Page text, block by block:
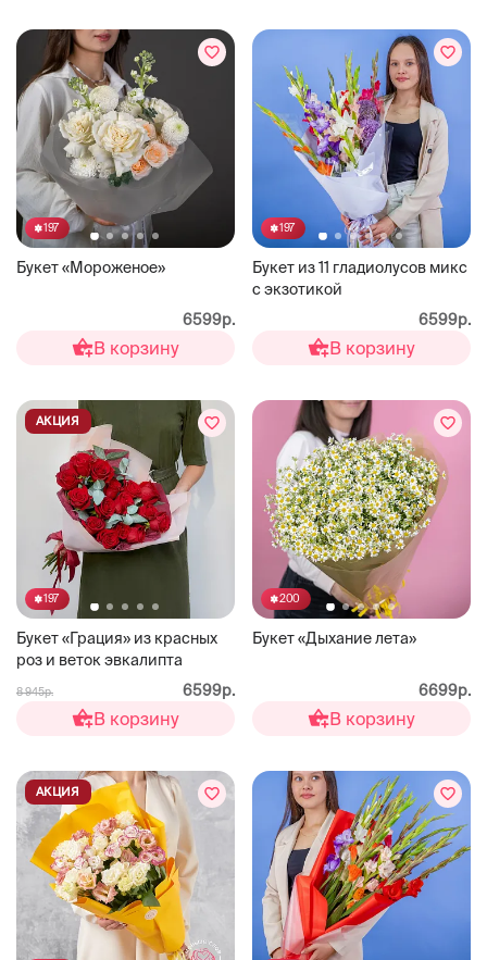
197
Букет «Мороженое»
6599р.
В корзину
197
Букет из 11 гладиолусов микс
с экзотикой
6599р.
В корзину
197
Букет «Грация» из красных
роз и веток эвкалипта
АКЦИЯ
8 945р. 6599р.
В корзину
200
Букет «Дыхание лета»
6699р.
В корзину
АКЦИЯ